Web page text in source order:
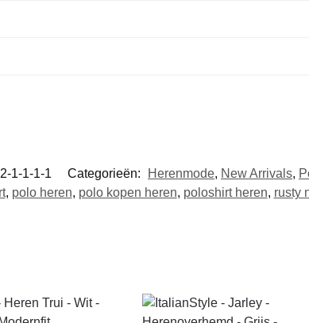
1-1-1-1 Categorieën: Herenmode, New Arrivals,
, polo heren, polo kopen heren, poloshirt heren, rusty